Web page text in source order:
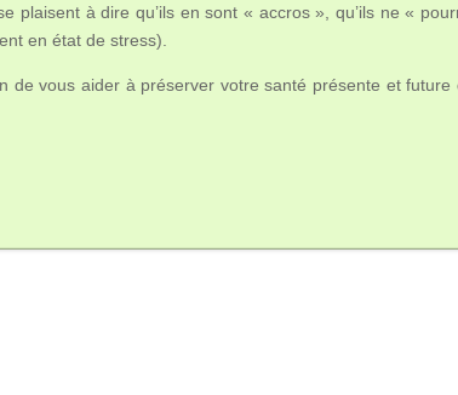
plaisent à dire qu’ils en sont « accros », qu’ils ne «
en état de stress).
de vous aider à préserver votre santé présente et future